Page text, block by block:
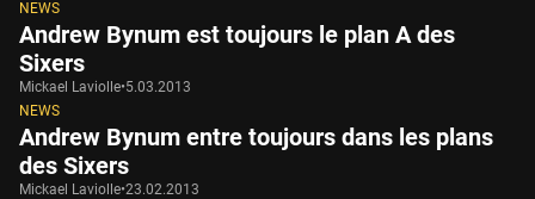
NEWS
Andrew Bynum est toujours le plan A des
Sixers
Mickael Laviolle•5.03.2013
NEWS
Andrew Bynum entre toujours dans les plans
des Sixers
Mickael Laviolle•23.02.2013